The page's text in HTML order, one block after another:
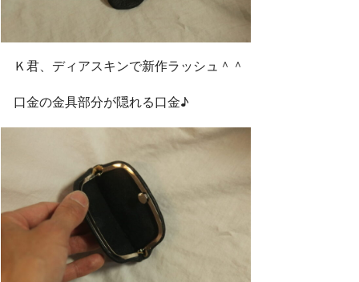
Ｋ君、ディアスキンで新作ラッシュ＾＾
口金の金具部分が隠れる口金♪